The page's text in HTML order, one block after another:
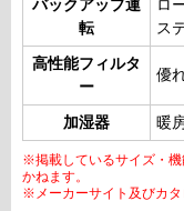
バックアップ運
転
ロ
ス
高性能フィルタ
ー
優
加湿器 暖
※掲載しているサイズ・機
かねます。
※メーカーサイト及びカタ